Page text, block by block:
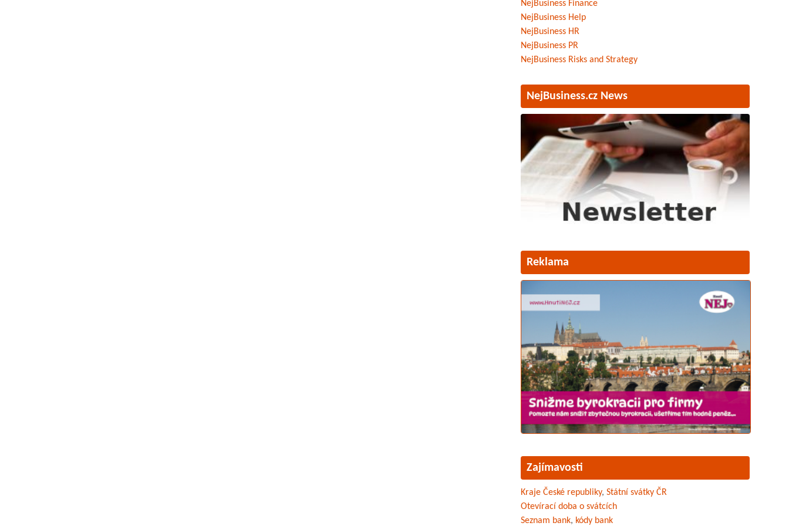
NejBusiness Finance
NejBusiness Help
NejBusiness HR
NejBusiness PR
NejBusiness Risks and Strategy
NejBusiness.cz News
Reklama
Zajímavosti
Kraje České republiky, Státní svátky ČR
Otevírací doba o svátcích
Seznam bank, kódy bank